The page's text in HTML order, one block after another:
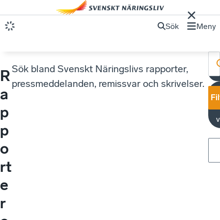
Sök Meny
R
a
p
p
o
rt
e
r
Sök bland Svenskt Näringslivs rapporter,
pressmeddelanden, remissvar och skrivelser.